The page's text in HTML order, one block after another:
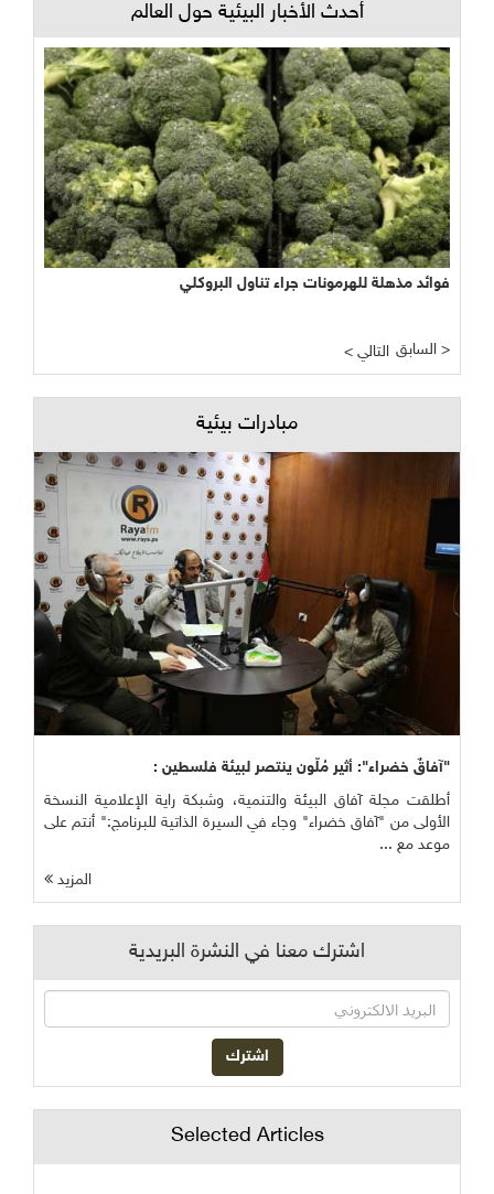
أحدث الأخبار البيئية حول العالم
نجاح مبشر وواعد لتجربة الأراضي الرطبة المصطنعة في معالجة
< التالي السابق >
مبادرات بيئية
"آفاقٌ خضراء": أثير مُلّون ينتصر لبيئة فلسطين :
أطلقت مجلة آفاق البيئة والتنمية، وشبكة راية الإعلامية النسخة
الأولى من "آفاق خضراء" وجاء في السيرة الذاتية للبرنامج:" أنتم على
موعد مع ...
المزيد
اشترك معنا في النشرة البريدية
Selected Articles